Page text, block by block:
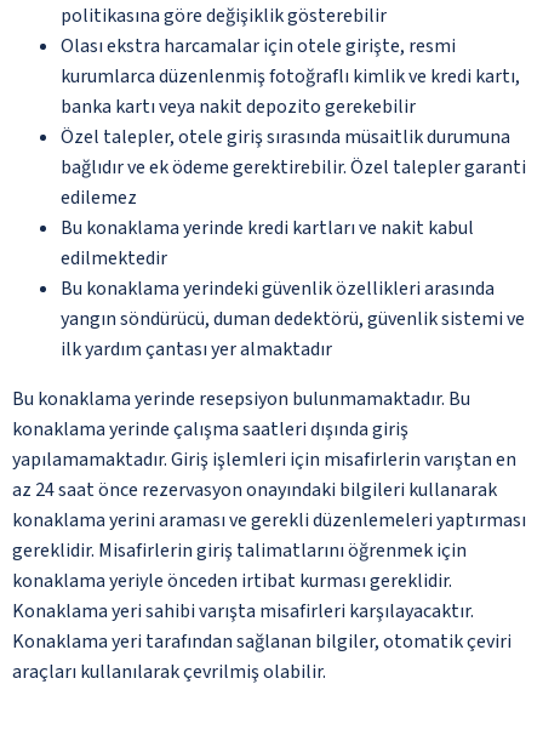
politikasına göre değişiklik gösterebilir
Olası ekstra harcamalar için otele girişte, resmi
kurumlarca düzenlenmiş fotoğraflı kimlik ve kredi kartı,
banka kartı veya nakit depozito gerekebilir
Özel talepler, otele giriş sırasında müsaitlik durumuna
bağlıdır ve ek ödeme gerektirebilir. Özel talepler garanti
edilemez
Bu konaklama yerinde kredi kartları ve nakit kabul
edilmektedir
Bu konaklama yerindeki güvenlik özellikleri arasında
yangın söndürücü, duman dedektörü, güvenlik sistemi ve
ilk yardım çantası yer almaktadır
Bu konaklama yerinde resepsiyon bulunmamaktadır. Bu
konaklama yerinde çalışma saatleri dışında giriş
yapılamamaktadır. Giriş işlemleri için misafirlerin varıştan en
az 24 saat önce rezervasyon onayındaki bilgileri kullanarak
konaklama yerini araması ve gerekli düzenlemeleri yaptırması
gereklidir. Misafirlerin giriş talimatlarını öğrenmek için
konaklama yeriyle önceden irtibat kurması gereklidir.
Konaklama yeri sahibi varışta misafirleri karşılayacaktır.
Konaklama yeri tarafından sağlanan bilgiler, otomatik çeviri
araçları kullanılarak çevrilmiş olabilir.